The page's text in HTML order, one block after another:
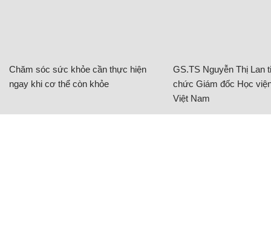
Chăm sóc sức khỏe cần thực hiện
ngay khi cơ thể còn khỏe
GS.TS Nguyễn Thị Lan
chức Giám đốc Học
Việt Nam